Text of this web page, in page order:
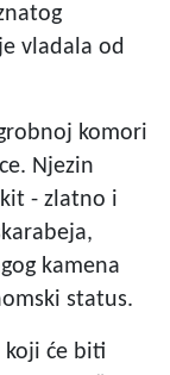
vladala od
komori
Njezin
- zlatno i
kamena
status.
će biti